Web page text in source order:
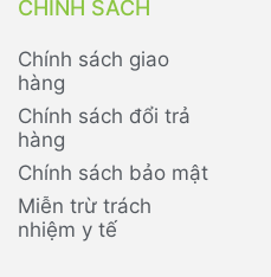
CHÍNH SÁCH
Chính sách giao
hàng
Chính sách đổi trả
hàng
Chính sách bảo mật
Miễn trừ trách
nhiệm y tế